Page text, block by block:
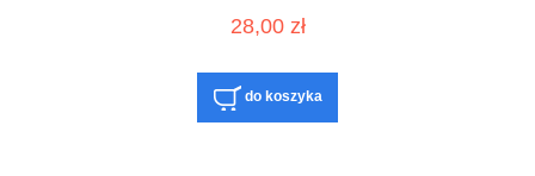
28,00 zł
do koszyka